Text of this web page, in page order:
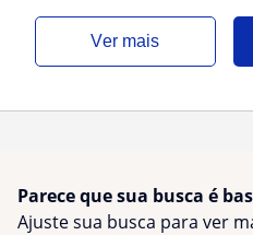
ver mais
Parece que sua busca é
Ajuste sua busca para ver